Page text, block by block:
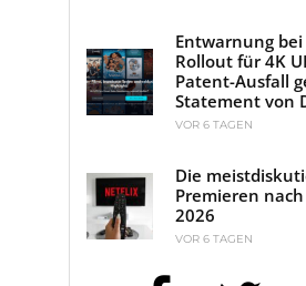
Entwarnung bei
Rollout für 4K
Patent-Ausfall
Statement von
VOR 6 TAGEN
Die
Premieren
2026
VOR 6 TAGEN